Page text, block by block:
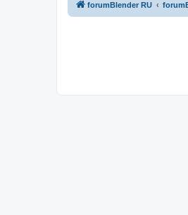
forumBlender RU